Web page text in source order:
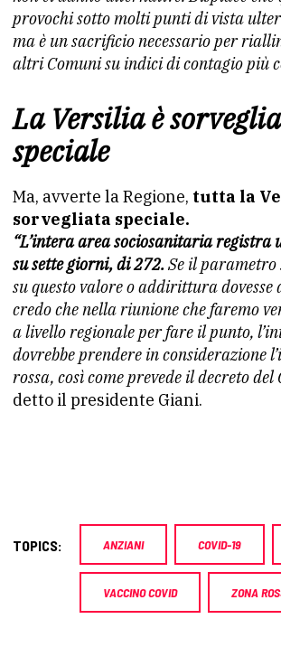
provochi sotto molti punti di vista
ma è un sacrificio necessario per
altri Comuni su indici di contagio più
La Versilia è
speciale
Ma, avverte la Regione, tutta la
sorvegliata speciale.
“L’intera area sociosanitaria registra
su settegiorni, di 272.Se il parametro
su questo valore oaddirittura dovesse
credo che nella riunione chefaremo
a livello regionale per fare il punto,
dovrebbe prendere in considerazione
rossa, così come prevede il decreto del
detto il presidente Giani.
TOPICS: ANZIANI COVID-19
VACCINO COVID ZONA